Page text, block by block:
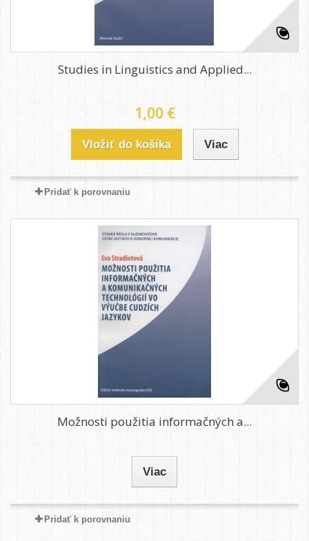
Studies in Linguistics and Applied...
1,00 €
Vložiť do košíka Viac
Pridať k porovnaniu
Možnosti použitia informačných a...
Viac
Pridať k porovnaniu